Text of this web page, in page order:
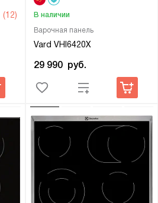
(12)
Варочная панель
Vard VHI6420X
В наличии
29 990 руб.